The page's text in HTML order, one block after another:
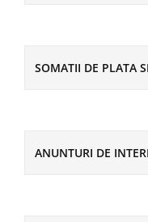
SOMATII DE PLATA
ANUNTURI DE